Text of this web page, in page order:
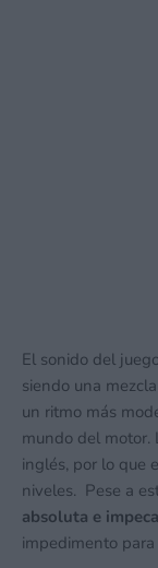
El sonido del
siendo una
un ritmo más
mundo del motor.
inglés, por lo que
niveles. Pese a
absoluta e
impedimento